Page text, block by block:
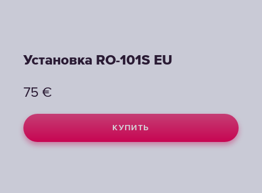
Установка RO-101S EU
75 €
КУПИТЬ